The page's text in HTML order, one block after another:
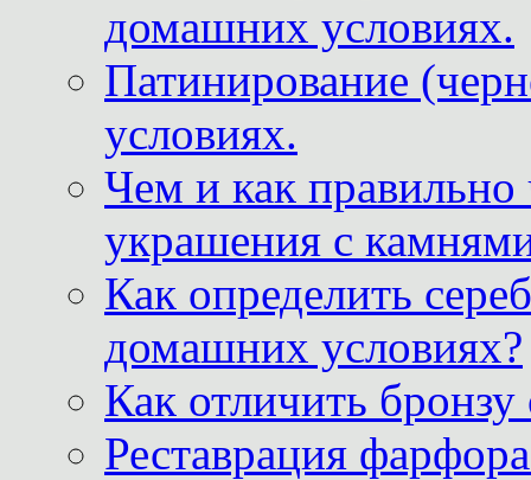
домашних условиях.
Патинирование
условиях.
Чем и как
украшения с
Как определить
домашних условиях?
Как отличить
Реставрация